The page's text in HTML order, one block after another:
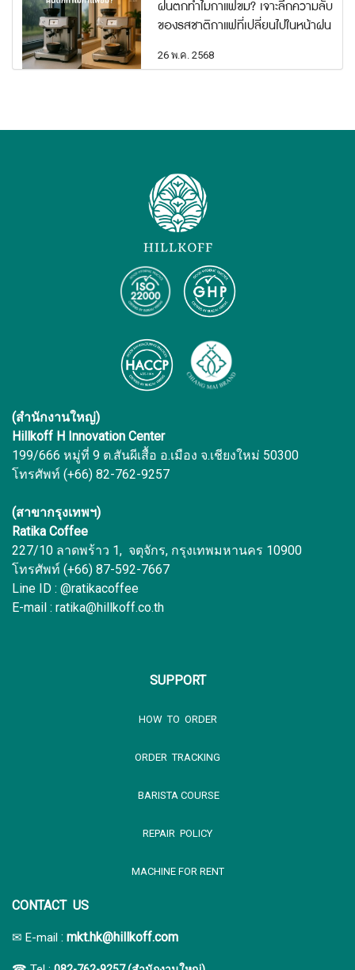
ฝนตกทำไมกาแฟขม? เจาะลึกความลับ
ของรสชาติกาแฟที่เปลี่ยนไปในหน้าฝน
26 พ.ค. 2568
(สำนักงานใหญ่)
Hillkoff H Innovation Center
199/666 หมู่ที่ 9 ต.สันผีเสื้อ อ.เมือง จ.เชียงใหม่ 50300
โทรศัพท์ (+66) 82-762-9257
(สาขากรุงเทพฯ)
Ratika Coffee
227/10 ลาดพร้าว 1, จตุจักร, กรุงเทพมหานคร 10900
โทรศัพท์ (+66) 87-592-7667
Line ID : @ratikacoffee
E-mail : ratika@hillkoff.co.th
SUPPORT
HOW TO ORDER
ORDER TRACKING
BARISTA COURSE
REPAIR POLICY
MACHINE FOR RENT
CONTACT US
✉ E-mail : mkt.hk@hillkoff.com